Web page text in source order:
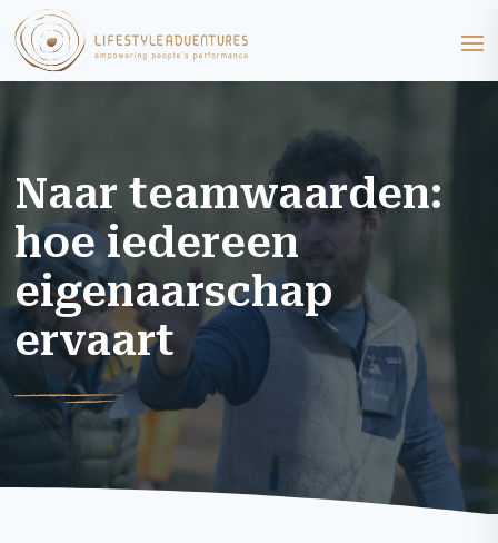
Naar teamwaarden:
hoe iedereen
eigenaarschap
ervaart